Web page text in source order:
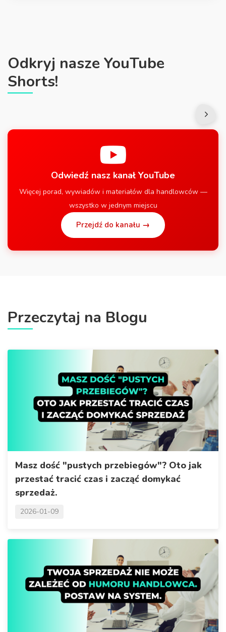
Odkryj nasze YouTube
Shorts!
Odwiedź nasz kanał YouTube
Więcej porad, wywiadów i materiałów dla handlowców —
wszystko w jednym miejscu
Przejdź do kanału →
Przeczytaj na Blogu
Masz dość "pustych przebiegów"? Oto jak
przestać tracić czas i zacząć domykać
sprzedaż.
2026-01-09